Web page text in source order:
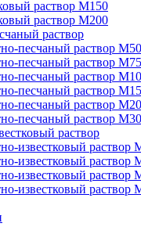
раствор М150
раствор М200
раствор
песчаный раствор М50
песчаный раствор М75
песчаный раствор
песчаный раствор
песчаный раствор
песчаный раствор
раствор
известковый раствор
известковый раствор
известковый раствор
известковый раствор